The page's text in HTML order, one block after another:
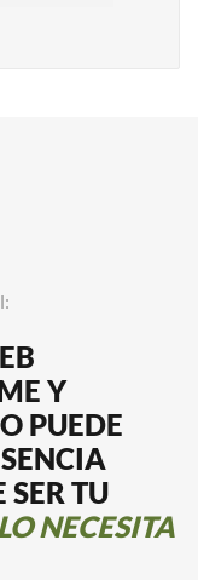
Y
PUEDE
SER TU
NECESITA